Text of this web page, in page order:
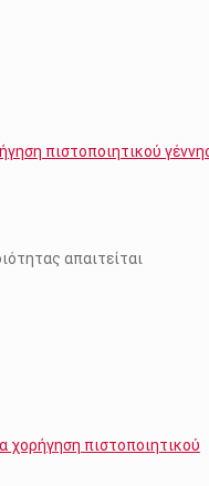
πιστοποιητικού
απαιτείται
χορήγηση πιστοποιητικού